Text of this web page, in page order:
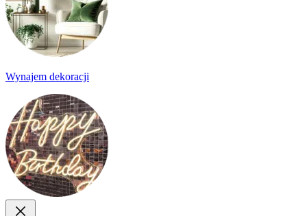
Wynajem dekoracji